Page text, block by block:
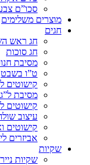
סכו”ם
מוצרים משלימים
חגים
חג ראש
חג סוכות
מסיבת
ט”ו בשבט
קישוטים
מסיבת
קישוטים
עיצוב
קישוטים
אביזרים
שקיות
שקיות נייר